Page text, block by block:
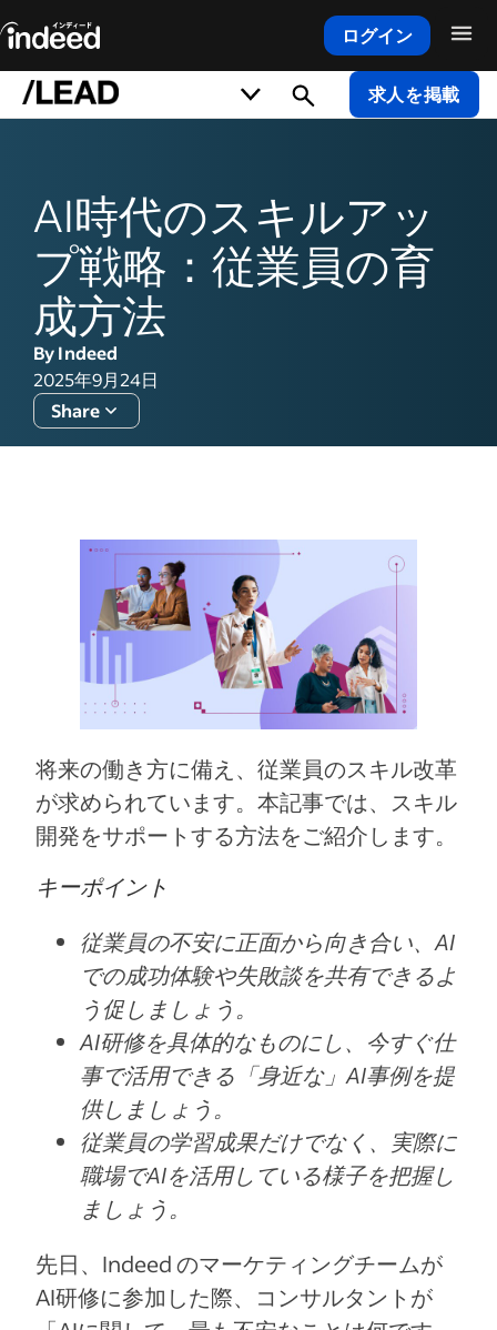
ログイン
メインコンテンツの開始 求人を掲載
AI時代のスキルアッ
プ戦略：従業員の育
成方法
By Indeed
2025年9月24日
Share
将来の働き方に備え、従業員のスキル改革
が求められています。本記事では、スキル
開発をサポートする方法をご紹介します。
キーポイント
従業員の不安に正面から向き合い、AI
での成功体験や失敗談を共有できるよ
う促しましょう。
AI研修を具体的なものにし、今すぐ仕
事で活用できる「身近な」AI事例を提
供しましょう。
従業員の学習成果だけでなく、実際に
職場でAIを活用している様子を把握し
ましょう。
先日、Indeed のマーケティングチームが
AI研修に参加した際、コンサルタントが